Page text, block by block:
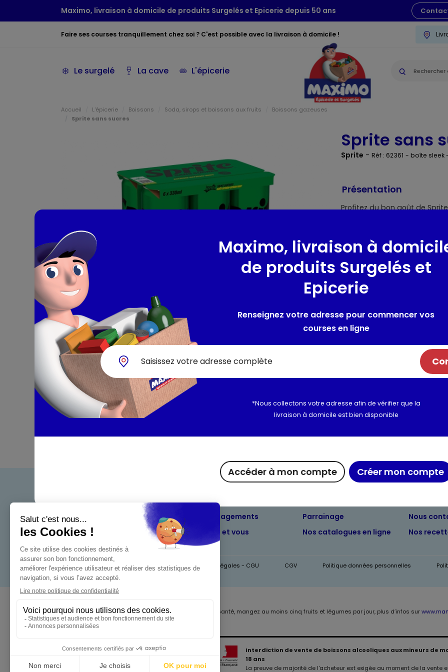
Maximo, livraison à domicile de produits Surgelés et Epicerie depuis 50 ans
Faire ses courses tranquillement chez soi ? C'est possible avec la livraison à domicile !
Le surgelé La cave L'épicerie
Accueil L'épicerie Boissons Soda, sirops et boissons aux fruits
Boissons gazeuses
Sprite sans sucres
Sprite sans
Sprite - Réf : 62361 - boîte sleek
Présentation
Profitez du bon goût de
une sensation de fraîcheur
tous ceux qui vivent
Utilisation et
Composition /
tartrique ; correcteur
aspartame, acésulfame-K,
Valeurs nutritionnelles
Informations
Bienvenue chez Maximo
Nos engagements
Maximo et vous
Parrainage
Nos catalogues en ligne
Nous
Nos
Mentions légales - CGU CGV Politique données personnelles
Pour votre santé, mangez au moins cinq fruits et légumes par jour, plus d’infos sur
Interdiction de vente de boissons alcooliques aux mineurs de
18 ans
La preuve de majorité de l'acheteur est exigée au moment de la vente
Maximo, livraison à
de produits Surgelés et
Epicerie
Renseignez votre adresse pour commencer vos
courses en ligne
*Nous collectons votre adresse afin de vérifier que la
livraison à domicile est bien disponible
Accéder à mon compte Créer mon compte